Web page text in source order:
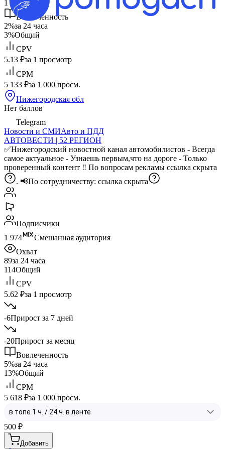
1 324Общий
Вовлеченность
2%за 24 часа
3%Общий
CPV
5.13 ₽за 1 просмотр
CPM
5 133 ₽за 1 000 просм.
Нижегородская обл
Нет баллов
Telegram
Новости и СМИАвто и ПДД
АВТОВЕСТИ | 52 РЕГИОН
✅Нижегородский новостной канал автомобилистов - Всегда
самое актуальное - Узнаешь первым,что на дороге - Только
проверенный контент ‼️ По вопросам рекламы ссылка скрыта
. 📢По сотрудничеству: ссылка скрыта
Подписчики
1 974
Смешанная аудитория
Охват
89за 24 часа
114Общий
CPV
5.62 ₽за 1 просмотр
-6Прирост за 7 дней
-20Прирост за месяц
Вовлеченность
5%за 24 часа
13%Общий
CPM
5 618 ₽за 1 000 просм.
500 ₽
Добавить